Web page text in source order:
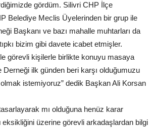
gördüm. Silivri CHP İlçe
Belediye Meclis Üyelerinden bir grup ile
Başkanı ve bazı mahalle muhtarları da
bizim gibi davete icabet etmişler.
görevli kişilerle birlikte konuyu masaya
Derneği ilk günden beri karşı olduğumuzu
istemiyoruz” dedik Başkan Ali Korsan
mı olduğuna henüz karar
üzerine görevli arkadaşlardan bilgi